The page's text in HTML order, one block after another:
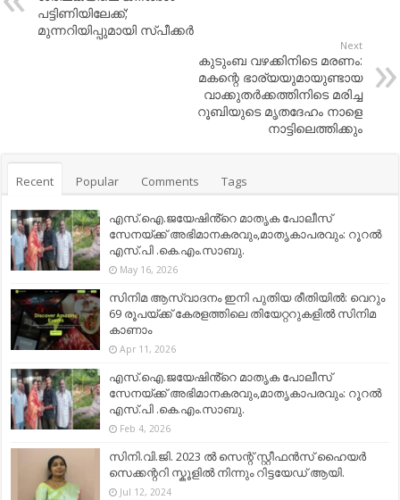
പട്ടിണിയിലേക്ക്‌;
മുന്നറിയിപ്പുമായി സ്‌പീക്കര്‍
Next
കുടുംബ വഴക്കിനിടെ മരണം:
മകന്റെ ഭാര്യയുമായുണ്ടായ
വാക്കുതര്‍ക്കത്തിനിടെ മരിച്ച
റൂബിയുടെ മൃതദേഹം നാളെ
നാട്ടിലെത്തിക്കും
Recent Popular Comments Tags
എസ്.ഐ.ജയേഷിൻ്റെ മാതൃക പോലീസ്
സേനയ്ക്ക് അഭിമാനകരവും,മാതൃകാപരവും: റൂറൽ
എസ്.പി .കെ.എം.സാബു.
May 16, 2026
സിനിമ ആസ്വാദനം ഇനി പുതിയ രീതിയിൽ: വെറും
69 രൂപയ്ക്ക് കേരളത്തിലെ തിയേറ്ററുകളിൽ സിനിമ
കാണാം
Apr 11, 2026
എസ്.ഐ.ജയേഷിൻ്റെ മാതൃക പോലീസ്
സേനയ്ക്ക് അഭിമാനകരവും,മാതൃകാപരവും: റൂറൽ
എസ്.പി .കെ.എം.സാബു.
Feb 4, 2026
സിനി.വി.ജി. 2023 ൽ സെന്റ് സ്റ്റീഫൻസ് ഹൈയർ
സെക്കന്ററി സ്കൂളിൽ നിന്നും റിട്ടയേഡ് ആയി.
Jul 12, 2024